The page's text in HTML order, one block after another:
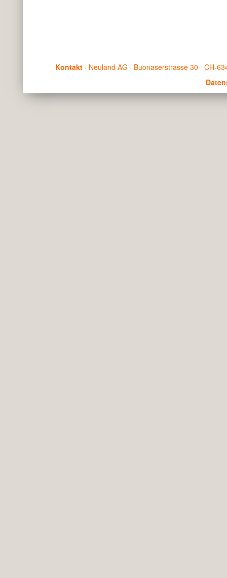
Kontakt· Neuland AG · Buonaserstrasse 30 · CH-